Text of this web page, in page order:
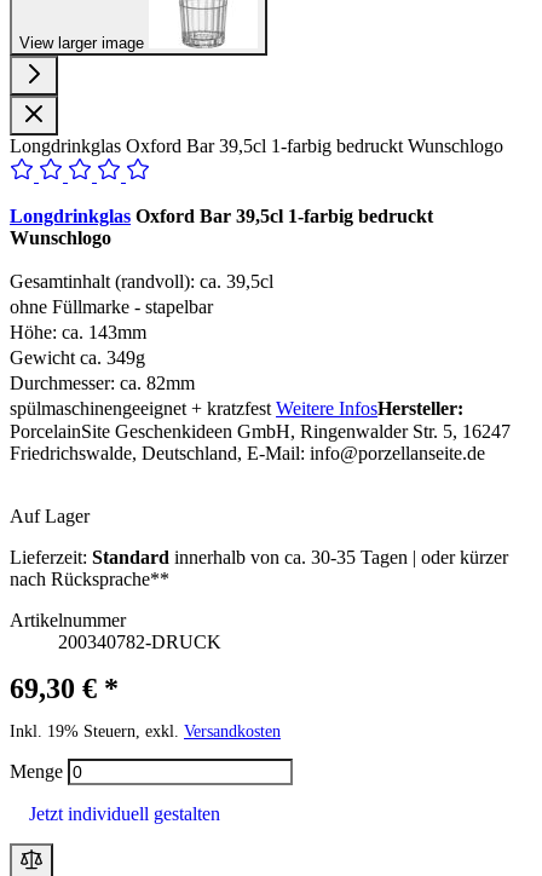
View larger image
Longdrinkglas Oxford Bar 39,5cl 1-farbig bedruckt Wunschlogo
Longdrinkglas Oxford Bar 39,5cl 1-farbig bedruckt
Wunschlogo
Gesamtinhalt (randvoll): ca. 39,5cl
ohne Füllmarke - stapelbar
Höhe: ca. 143mm
Gewicht ca. 349g
Durchmesser: ca. 82mm
spülmaschinengeeignet + kratzfest Weitere InfosHersteller:
PorcelainSite Geschenkideen GmbH, Ringenwalder Str. 5, 16247
Friedrichswalde, Deutschland, E-Mail: info@porzellanseite.de
Auf Lager
Lieferzeit: Standard innerhalb von ca. 30-35 Tagen | oder kürzer
nach Rücksprache**
Artikelnummer
200340782-DRUCK
69,30 € *
Inkl. 19% Steuern, exkl. Versandkosten
Menge
Jetzt individuell gestalten